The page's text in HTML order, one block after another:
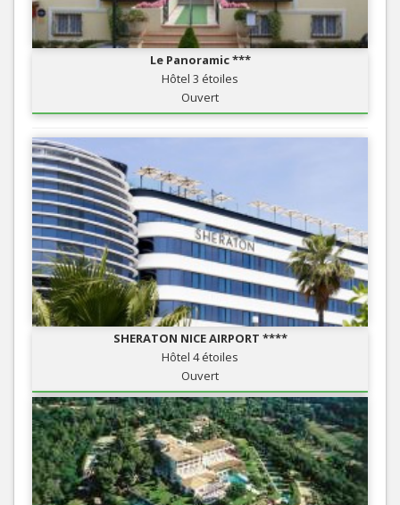
Le Panoramic ***
Hôtel 3 étoiles
Ouvert
SHERATON NICE AIRPORT ****
Hôtel 4 étoiles
Ouvert